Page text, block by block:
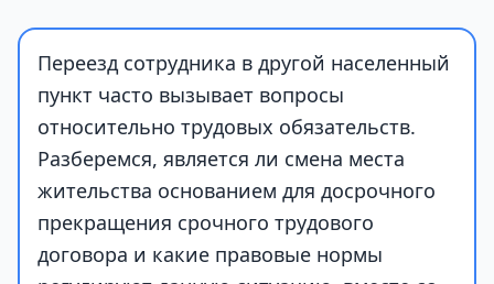
Переезд сотрудника в другой населенный
пункт часто вызывает вопросы
относительно трудовых обязательств.
Разберемся, является ли смена места
жительства основанием для досрочного
прекращения срочного трудового
договора и какие правовые нормы